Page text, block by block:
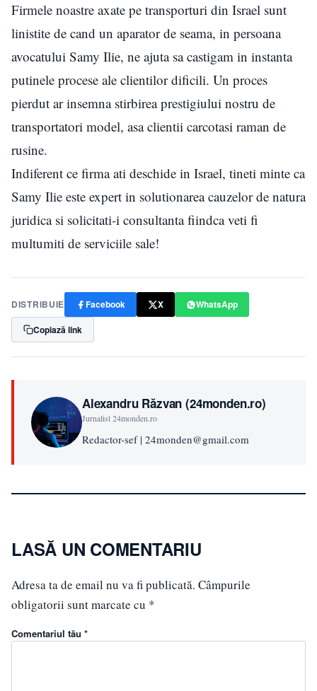
Firmele noastre axate pe transporturi din Israel sunt
linistite de cand un aparator de seama, in persoana
avocatului Samy Ilie, ne ajuta sa castigam in instanta
putinele procese ale clientilor dificili. Un proces
pierdut ar insemna stirbirea prestigiului nostru de
transportatori model, asa clientii carcotasi raman de
rusine.
Indiferent ce firma ati deschide in Israel, tineti minte ca
Samy Ilie este expert in solutionarea cauzelor de natura
juridica si solicitati-i consultanta fiindca veti fi
multumiti de serviciile sale!
DISTRIBUIE Facebook X
WhatsApp
Copiază link
Alexandru Răzvan (24monden.ro)
Jurnalist 24monden.ro
Redactor-sef | 24monden@gmail.com
LASĂ UN COMENTARIU
Adresa ta de email nu va fi publicată. Câmpurile
obligatorii sunt marcate cu *
Comentariul tău *